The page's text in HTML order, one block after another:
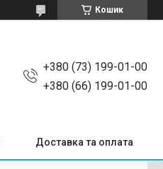
Кошик
+380 (73) 199-01-00
+380 (66) 199-01-00
Доставка та оплата